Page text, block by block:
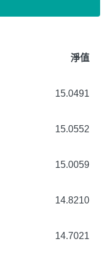
淨值
15.0491
15.0552
15.0059
14.8210
14.7021